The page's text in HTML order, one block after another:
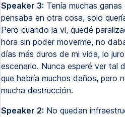
Speaker 3: Tenía muchas
pensaba en otra cosa, solo
Pero cuando la vi, quedé
hora sin poder moverme, no
días más duros de mi vida, lo
escenario. Nunca esperé ver tal
que habría muchos daños, pero
mucha destrucción.
Speaker 2: No quedan